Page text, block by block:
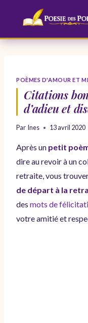
POÈMES D'AMOUR ET
Citations
d’adieu et
Par Ines 13 avril 2020
Après un petit
dire au revoir à un
retraite, vous
de départ à la
des mots de
votre amitié et